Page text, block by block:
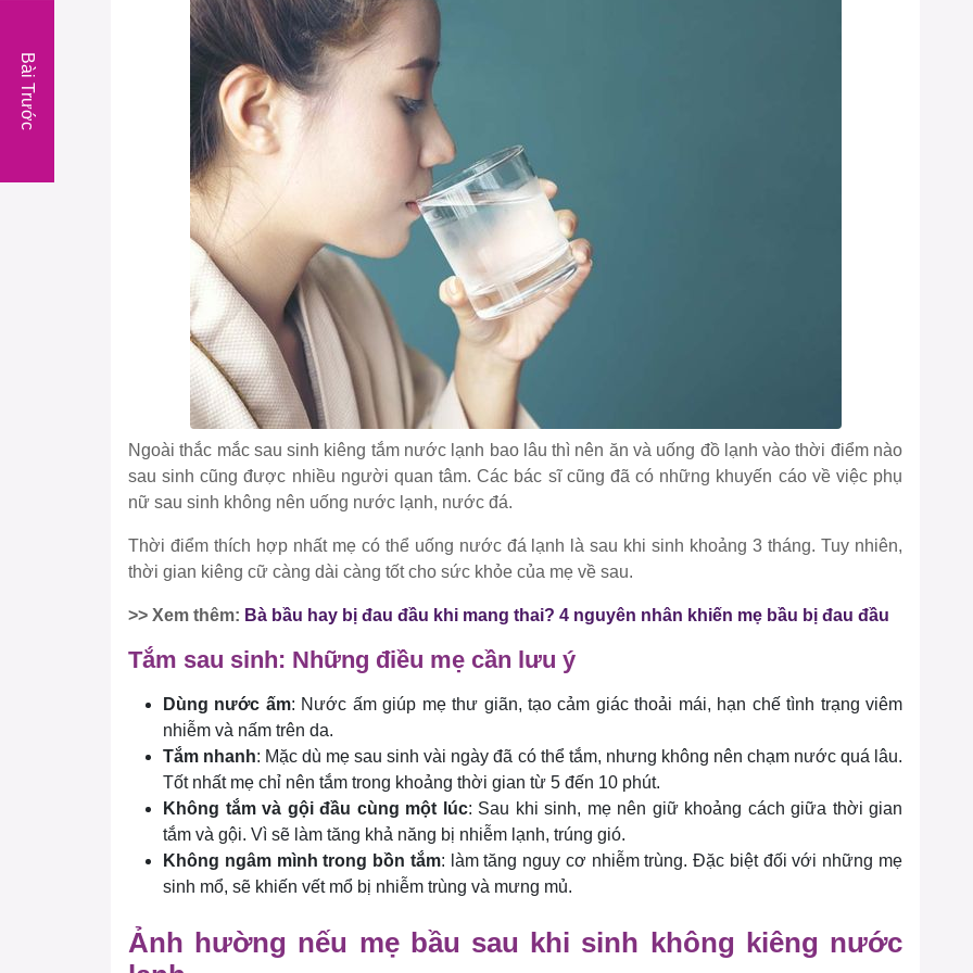
Ngoài thắc mắc sau sinh kiêng tắm nước lạnh bao lâu thì nên ăn và uống đồ lạnh vào thời điểm nào
sau sinh cũng được nhiều người quan tâm. Các bác sĩ cũng đã có những khuyến cáo về việc phụ
nữ sau sinh không nên uống nước lạnh, nước đá.
Thời điểm thích hợp nhất mẹ có thể uống nước đá lạnh là sau khi sinh khoảng 3 tháng. Tuy nhiên,
thời gian kiêng cữ càng dài càng tốt cho sức khỏe của mẹ về sau.
>> Xem thêm: Bà bầu hay bị đau đầu khi mang thai? 4 nguyên nhân khiến mẹ bầu bị đau đầu
Tắm sau sinh: Những điều mẹ cần lưu ý
Dùng nước ấm: Nước ấm giúp mẹ thư giãn, tạo cảm giác thoải mái, hạn chế tình trạng viêm
nhiễm và nấm trên da.
Tắm nhanh: Mặc dù mẹ sau sinh vài ngày đã có thể tắm, nhưng không nên chạm nước quá lâu.
Tốt nhất mẹ chỉ nên tắm trong khoảng thời gian từ 5 đến 10 phút.
Không tắm và gội đầu cùng một lúc: Sau khi sinh, mẹ nên giữ khoảng cách giữa thời gian
tắm và gội. Vì sẽ làm tăng khả năng bị nhiễm lạnh, trúng gió.
Không ngâm mình trong bồn tắm: làm tăng nguy cơ nhiễm trùng. Đặc biệt đối với những mẹ
sinh mổ, sẽ khiến vết mổ bị nhiễm trùng và mưng mủ.
Ảnh hường nếu mẹ bầu sau khi sinh không kiêng nước
Bài Trước